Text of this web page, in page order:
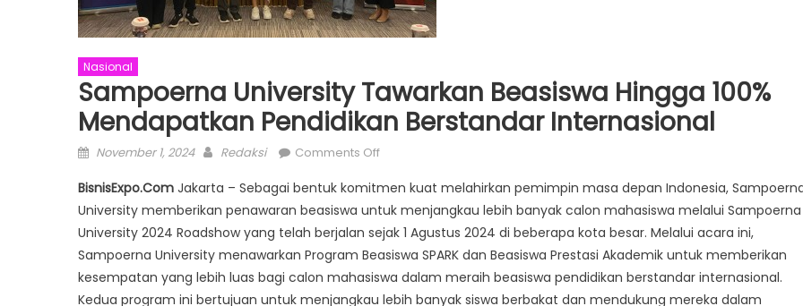
Nasional
Sampoerna University Tawarkan Beasiswa Hingga 100%
Mendapatkan Pendidikan Berstandar Internasional
Posted
November 1, 2024 Author
Redaksi Comments Offon
University
Tawarkan
Beasiswa
hingga
100%
Mendapatkan
BisnisExpo.Com Jakarta – Sebagai bentuk komitmen kuat melahirkan pemimpin masa depan Indonesia,
University memberikan penawaran beasiswa untuk menjangkau lebih banyak calon mahasiswa melalui Sampoerna
University 2024 Roadshow yang telah berjalan sejak 1 Agustus 2024 di beberapa kota besar. Melalui acara ini,
Sampoerna University menawarkan Program Beasiswa SPARK dan Beasiswa Prestasi Akademik untuk memberikan
kesempatan yang lebih luas bagi calon mahasiswa dalam meraih beasiswa pendidikan berstandar internasional.
Kedua program ini bertujuan untuk menjangkau lebih banyak siswa berbakat dan mendukung mereka dalam